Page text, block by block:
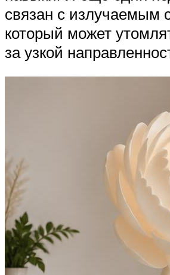
связан с излучаемым
который может
за узкой